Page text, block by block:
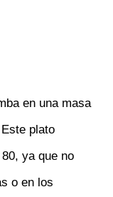
en una masa
plato
ya que no
o en los